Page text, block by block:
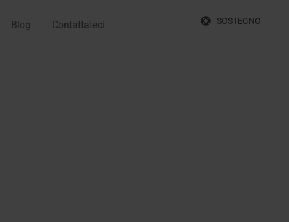
Blog Contattateci SOSTEGNO